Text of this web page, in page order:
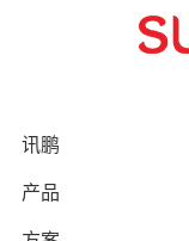
讯鹏
产品